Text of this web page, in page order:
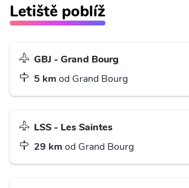
Letiště poblíž
GBJ - Grand Bourg
5 km od Grand Bourg
LSS - Les Saintes
29 km od Grand Bourg